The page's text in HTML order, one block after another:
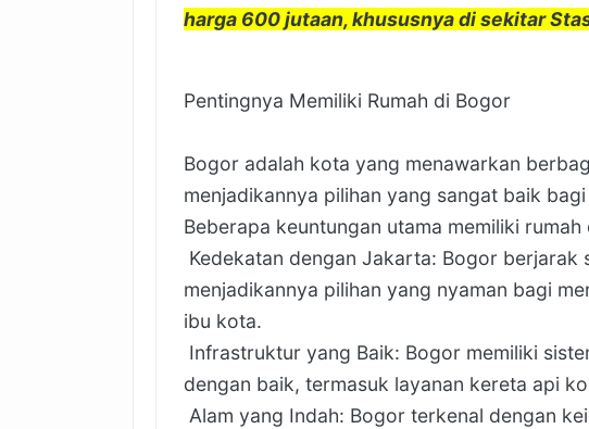
harga 600 jutaan, khususnya di sekitar
Pentingnya Memiliki Rumah di Bogor
Bogor adalah kota yang menawarkan
menjadikannya pilihan yang sangat baik
Beberapa keuntungan utama memiliki
Kedekatan dengan Jakarta: Bogor
menjadikannya pilihan yang nyaman bagi
ibu kota.
Infrastruktur yang Baik: Bogor memiliki
dengan baik, termasuk layanan kereta api
Alam yang Indah: Bogor terkenal dengan